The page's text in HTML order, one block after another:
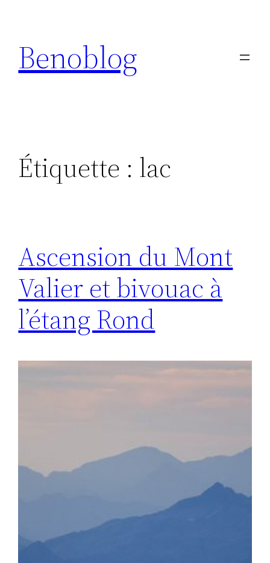
contenu
Benoblog
Étiquette : lac
Ascension du Mont
Valier et bivouac à
l’étang Rond